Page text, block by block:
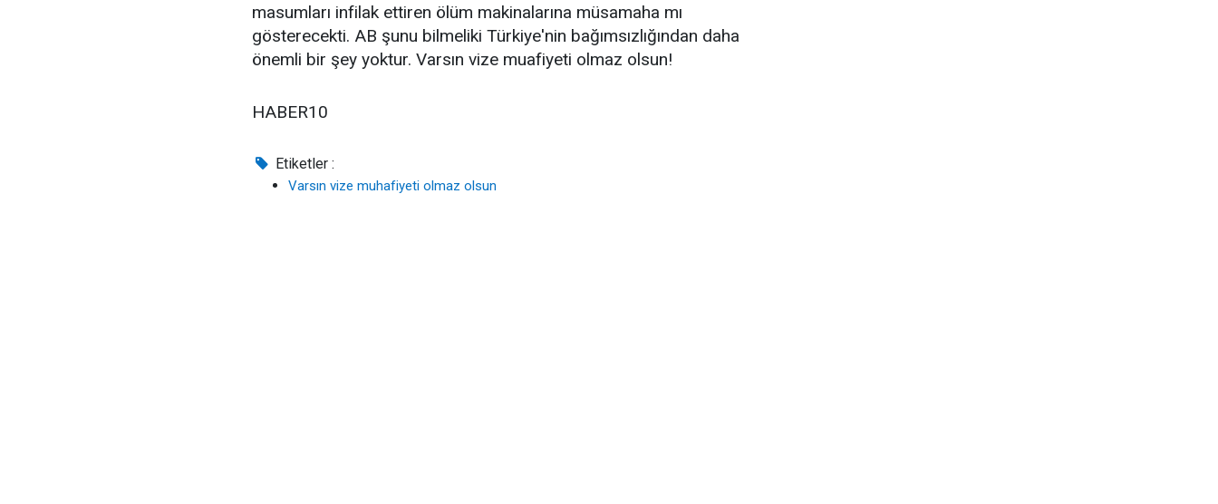
masumları infilak ettiren ölüm makinalarına müsamaha mı
gösterecekti. AB şunu bilmeliki Türkiye'nin bağımsızlığından daha
önemli bir şey yoktur. Varsın vize muafiyeti olmaz olsun!
HABER10
Etiketler :
Varsın vize muhafiyeti olmaz olsun